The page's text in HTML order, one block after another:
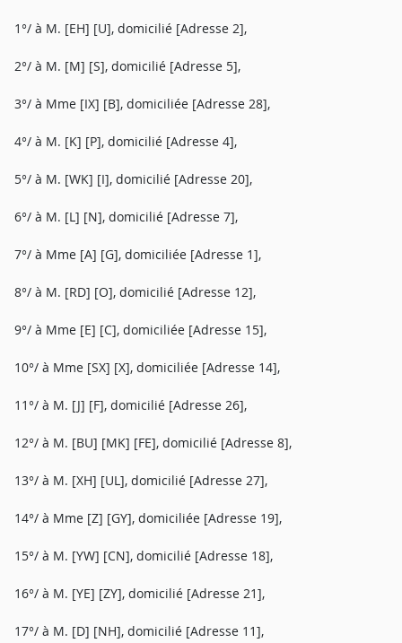
1°/ à M. [EH] [U], domicilié [Adresse 2],
2°/ à M. [M] [S], domicilié [Adresse 5],
3°/ à Mme [IX] [B], domiciliée [Adresse 28],
4°/ à M. [K] [P], domicilié [Adresse 4],
5°/ à M. [WK] [I], domicilié [Adresse 20],
6°/ à M. [L] [N], domicilié [Adresse 7],
7°/ à Mme [A] [G], domiciliée [Adresse 1],
8°/ à M. [RD] [O], domicilié [Adresse 12],
9°/ à Mme [E] [C], domiciliée [Adresse 15],
10°/ à Mme [SX] [X], domiciliée [Adresse 14],
11°/ à M. [J] [F], domicilié [Adresse 26],
12°/ à M. [BU] [MK] [FE], domicilié [Adresse 8],
13°/ à M. [XH] [UL], domicilié [Adresse 27],
14°/ à Mme [Z] [GY], domiciliée [Adresse 19],
15°/ à M. [YW] [CN], domicilié [Adresse 18],
16°/ à M. [YE] [ZY], domicilié [Adresse 21],
17°/ à M. [D] [NH], domicilié [Adresse 11],